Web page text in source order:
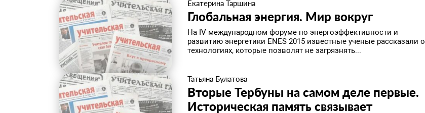
Екатерина Таршина
​Глобальная энергия. Мир вокруг
На IV международном форуме по энергоэффективности и
развитию энергетики ENES 2015 известные ученые рассказали о
технологиях, которые позволят не загрязнять...
Татьяна Булатова
Вторые Тербуны на самом деле первые.
Историческая память связывает